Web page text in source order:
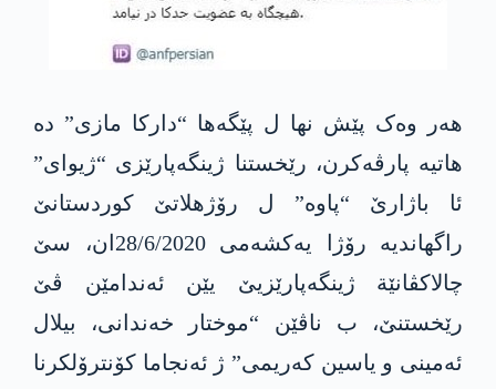
هەر وەک پێش نها ل پێگەها “دارکا مازی” دە
هاتیە پارڤەکرن، رێخستنا ژینگەپارێزی “ژیوای”
ئا باژارێ “پاوە” ل رۆژهلاتێ کوردستانێ
راگهاندیە رۆژا یەکشەمی 28/6/2020ان، سێ
چالاکڤانێة ژینگەپارێزیێ یێن ئەندامێن ڤێ
رێخستنێ، ب ناڤێن “موختار خەندانی، بیلال
ئەمینی و یاسین کەریمی” ژ ئەنجاما کۆنترۆلکرنا